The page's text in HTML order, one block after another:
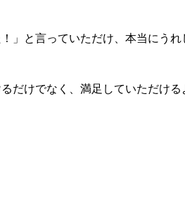
」と言っていただけ、本当にうれ
だけでなく、満足していただけ